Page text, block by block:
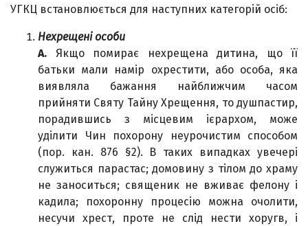
УГКЦ встановлюється для наступних категорій осіб:
Нехрещені особи
А. Якщо помирає нехрещена дитина, що її
батьки мали намір охрестити, або особа, яка
виявляла бажання найближчим часом
прийняти Святу Тайну Хрещення, то душпастир,
порадившись з місцевим ієрархом, може
уділити Чин похорону неурочистим способом
(пор. кан. 876 §2). В таких випадках увечері
служиться парастас; домовину з тілом до храму
не заноситься; священик не вживає фелону і
кадила; похоронну процесію можна очолити,
несучи хрест, проте не слід нести хоругв, і